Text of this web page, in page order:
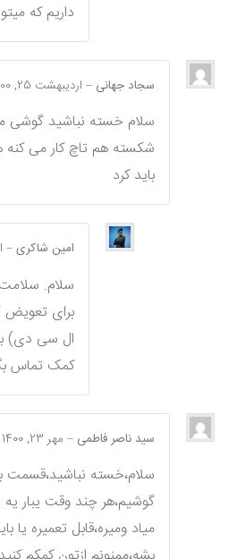
داریم که
سجاد جهانی – اردیبهشت 25, 1400
سلام خسته نباشید
شکسته هم تاچ کار می
باید کرد
امین شاکری–
سلام.
برای
ال سی دی)
کمک تماس
سید ناصر فاطمی – مهر 23, 1400
سلام،خسته
میاد ومیره،قابل تعمیره یا